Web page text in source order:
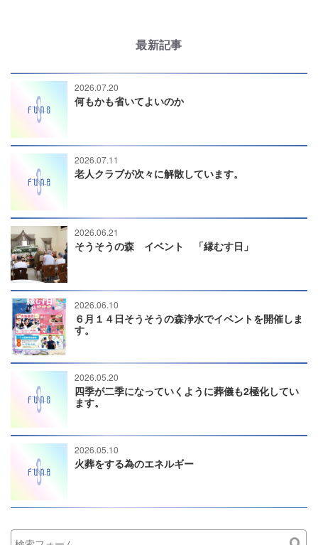
最新記事
2026.07.20
何もかも省いてよいのか
2026.07.11
老人クラブが次々に解散しています。
2026.06.21
そうそうの森 イベント 「縁むす日」
2026.06.10
６月１４日そうそうの森浄水でイベントを開催しま
す。
2026.05.20
四季が二季になっていくように葬儀も2極化してい
ます。
2026.05.10
火葬をする為のエネルギー